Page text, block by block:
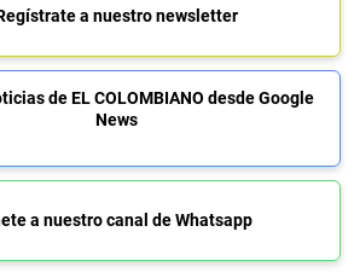
a nuestro newsletter
de EL COLOMBIANO desde Google
News
a nuestro canal de Whatsapp